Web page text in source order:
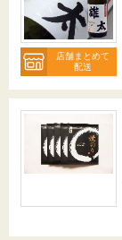
店舗まとめて
配送